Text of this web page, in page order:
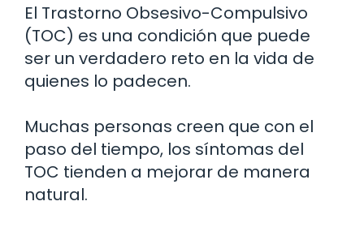
El Trastorno Obsesivo-Compulsivo
(TOC) es una condición que puede
ser un verdadero reto en la vida de
quienes lo padecen.
Muchas personas creen que con el
paso del tiempo, los síntomas del
TOC tienden a mejorar de manera
natural.